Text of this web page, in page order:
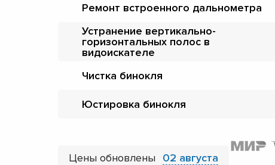
Ремонт встроенного дальнометра
Устранение вертикально-
горизонтальных полос в
видоискателе
Чистка бинокля
Юстировка бинокля
Цены обновлены 02 августа